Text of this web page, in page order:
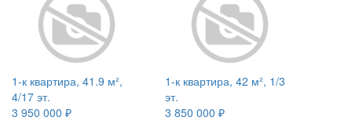
1-к квартира, 41.9 м²,
4/17 эт.
3 950 000 ₽
1-к квартира, 42 м², 1/3
эт.
3 850 000 ₽